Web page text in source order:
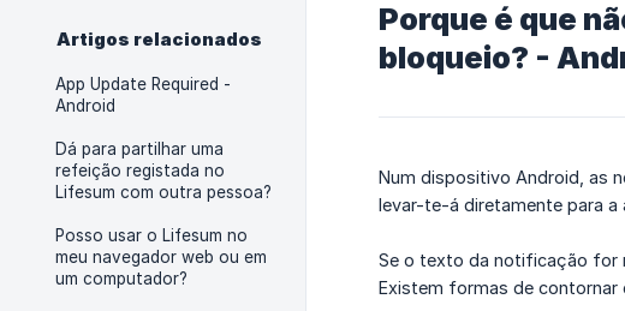
Artigos relacionados
App Update Required -
Android
Dá para partilhar uma
refeição registada no
Lifesum com outra pessoa?
Posso usar o Lifesum no
meu navegador web ou em
um computador?
Porque é que
bloqueio? -
Num dispositivo Android, as
levar-te-á diretamente para a
Se o texto da notificação for
Existem formas de contornar